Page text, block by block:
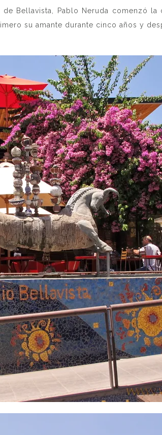
Bellavista, Pablo Neruda comenzó la
su amante durante cinco años y